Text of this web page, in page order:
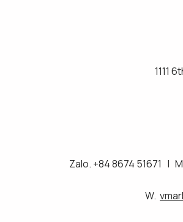
​1111
Zalo. +84 8674 51671 |
W.